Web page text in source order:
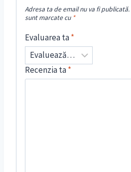
Adresa ta de email nu va fi publicată.
sunt marcate cu *
Evaluarea ta*
Recenzia ta*